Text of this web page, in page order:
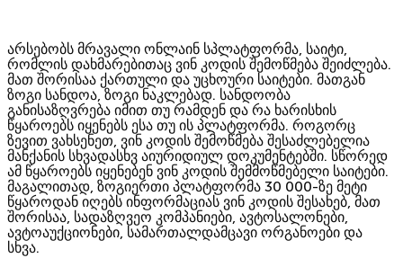
არსებობს მრავალი ონლაინ სპლატფორმა, საიტი,
რომლის დახმარებითაც ვინ კოდის შემოწმება შეიძლება.
მათ შორისაა ქართული და უცხოური საიტები. მათგან
ზოგი სანდოა, ზოგი ნაკლებად. სანდოობა
განისაზღვრება იმით თუ რამდენ და რა ხარისხის
წყაროებს იყენებს ესა თუ ის პლატფორმა. როგორც
ზევით ვახსენეთ, ვინ კოდის შემოწმება შესაძლებელია
მანქანის სხვადასხვ აიურიდიულ დოკუმენტებში. სწორედ
ამ წყაროებს იყენებენ ვინ კოდის შემმოწმებელი საიტები.
მაგალითად, ზოგიერთი პლატფორმა 30 000-ზე მეტი
წყაროდან იღებს ინფორმაციას ვინ კოდის შესახებ, მათ
შორისაა, სადაზღვეო კომპანიები, ავტოსალონები,
ავტოაუქციონები, სამართალდამცავი ორგანოები და
სხვა.